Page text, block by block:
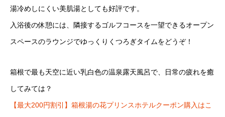
湯冷めしにくい美肌湯としても好評です。
入浴後の休憩には、隣接するゴルフコースを一望できるオープン
スペースのラウンジでゆっくりくつろぎタイムをどうぞ！
箱根で最も天空に近い乳白色の温泉露天風呂で、日常の疲れを癒
してみては？
【最大200円割引】箱根湯の花プリンスホテルクーポン購入はこ